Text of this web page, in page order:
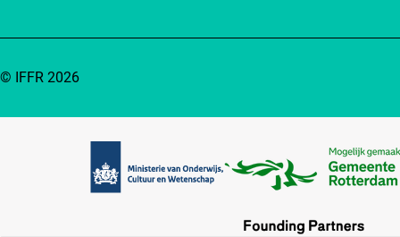
© IFFR 2026